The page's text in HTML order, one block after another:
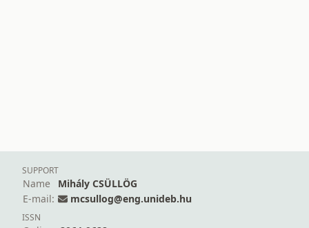
SUPPORT
Name
Mihály CSÜLLÖG
E-mail:
mcsullog@eng.unideb.hu
ISSN